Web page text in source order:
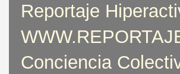
Reportaje
Conciencia